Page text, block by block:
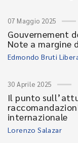
07 Maggio 2025
Gouvernement
Note a margine
Edmondo Bruti
30 Aprile 2025
Il punto
internazionale
Lorenzo Salazar